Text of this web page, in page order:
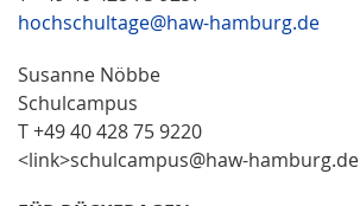
hochschultage@haw-hamburg.de
Susanne Nöbbe
Schulcampus
T +49 40 428 75 9220
<link>schulcampus@haw-hamburg.de